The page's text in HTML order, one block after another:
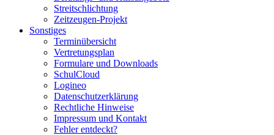
Streitschlichtung
Zeitzeugen-Projekt
Sonstiges
Terminübersicht
Vertretungsplan
Formulare und Downloads
SchulCloud
Logineo
Datenschutzerklärung
Rechtliche Hinweise
Impressum und Kontakt
Fehler entdeckt?